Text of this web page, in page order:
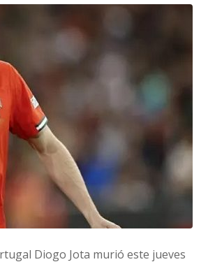
Diogo Jota murió este jueves